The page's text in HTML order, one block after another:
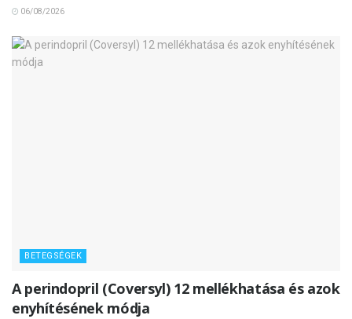
06/08/2026
BETEGSÉGEK
A perindopril (Coversyl) 12 mellékhatása és azok
enyhítésének módja